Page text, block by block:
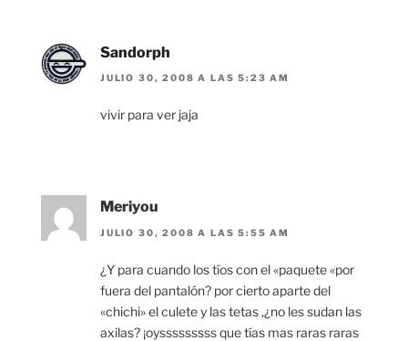
Sandorph
JULIO 30, 2008 A LAS 5:23 AM
vivir para ver jaja
Meriyou
JULIO 30, 2008 A LAS 5:55 AM
¿Y para cuando los tíos con el «paquete «por
fuera del pantalón? por cierto aparte del
«chichi» el culete y las tetas ,¿no les sudan las
axilas? ¡oysssssssss que tías mas raras raras